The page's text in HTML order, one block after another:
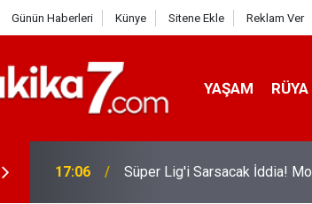
Günün Haberleri Künye Sitene Ekle Reklam Ver
YAŞAM
16:56
Konut Kredisi Çekmeden
Olabilirsiniz